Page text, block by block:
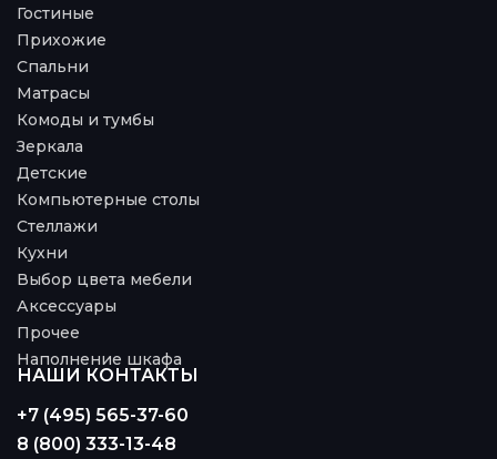
Гостиные
Прихожие
Спальни
Матрасы
Комоды и тумбы
Зеркала
Детские
Компьютерные столы
Стеллажи
Кухни
Выбор цвета мебели
Аксессуары
Прочее
Наполнение шкафа
НАШИ КОНТАКТЫ
+7 (495) 565-37-60
8 (800) 333-13-48